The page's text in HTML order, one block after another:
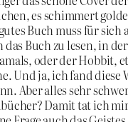
es schimmert
Buch muss für
das Buch zu lesen, in
oder der Hobbit,
Und ja, ich fand diese
Aber alles sehr
Damit tat ich